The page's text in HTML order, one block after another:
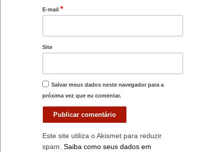
E-mail *
Site
Salvar meus dados neste navegador para a
próxima vez que eu comentar.
Este site utiliza o Akismet para reduzir
spam. Saiba como seus dados em